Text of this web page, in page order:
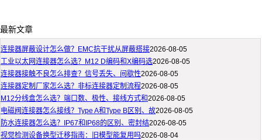
最新文章
连接器屏蔽设计怎么做？EMC抗干扰从屏蔽搭接2026-08-05
工业以太网连接器怎么选？M12 D编码和X编码选2026-08-05
连接器接触不良怎么排查？信号丢失、间歇性2026-08-05
连接器定制厂家怎么选？非标连接器定制流程2026-08-05
M12分线盒怎么选？端口数、极性、接线方式和2026-08-05
电磁阀连接器怎么接线？Type A和Type B区别、故2026-08-05
防水连接器怎么选？IP67和IP68的区别、密封结2026-08-05
视觉检测设备换型迁移指南：旧模型能复用吗2026-08-04